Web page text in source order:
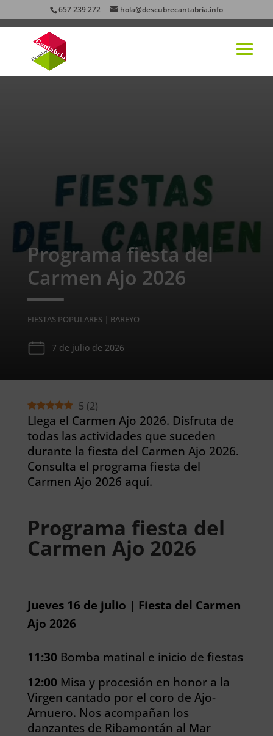
657 239 272 hola@descubrecantabria.info
Programa fiesta del
Carmen Ajo 2026
FIESTAS POPULARES| BAREYO
7 de julio de 2026
5 (2)
Llega el Carmen Ajo 2026. Disfruta de
todas las actividades que suceden
durante la fiesta del Carmen Ajo 2026.
Consulta el programa fiesta del
Carmen Ajo 2026 aquí.
Programa fiesta del
Carmen Ajo 2026
Jueves 16 de julio | Fiesta del Carmen
Ajo 2026
11:30 Bomba matinal e inicio de fiestas
12:00 Misa y procesión en honor a la
Virgen cantado por el coro de Ajo-
Arnuero. Nos acompañan los
danzantes de Ribamontán al Mar